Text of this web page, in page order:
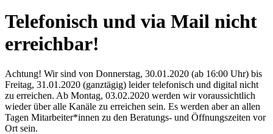
Telefonisch und via Mail nicht
erreichbar!
Achtung! Wir sind von Donnerstag, 30.01.2020 (ab 16:00 Uhr) bis
Freitag, 31.01.2020 (ganztägig) leider telefonisch und digital nicht
zu erreichen. Ab Montag, 03.02.2020 werden wir voraussichtlich
wieder über alle Kanäle zu erreichen sein. Es werden aber an allen
Tagen Mitarbeiter*innen zu den Beratungs- und Öffnungszeiten vor
Ort sein.